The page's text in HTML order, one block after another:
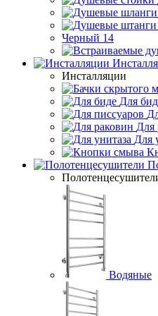
Черный 14
Инсталляции
Для
Для
Для
Водяные